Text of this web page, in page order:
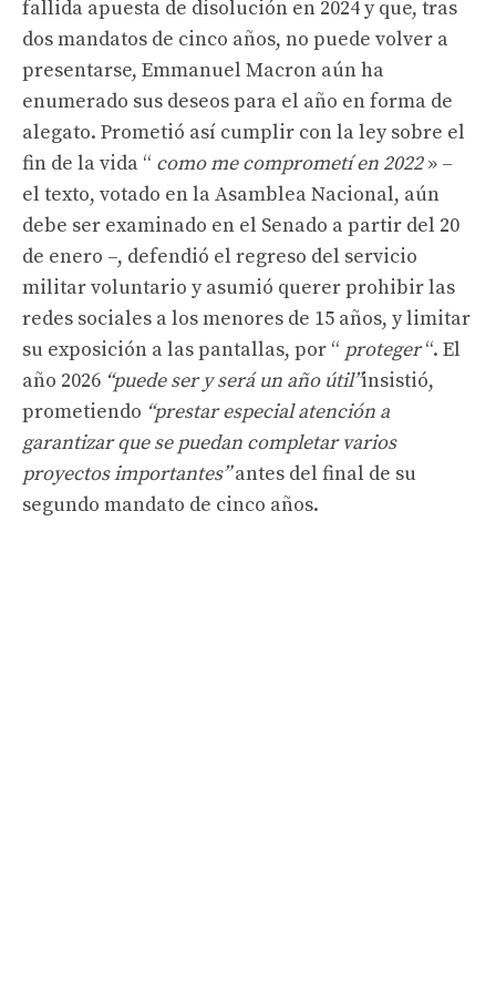
fallida apuesta de disolución en 2024 y que, tras
dos mandatos de cinco años, no puede volver a
presentarse, Emmanuel Macron aún ha
enumerado sus deseos para el año en forma de
alegato. Prometió así cumplir con la ley sobre el
fin de la vida “ como me comprometí en 2022» –
el texto, votado en la Asamblea Nacional, aún
debe ser examinado en el Senado a partir del 20
de enero –, defendió el regreso del servicio
militar voluntario y asumió querer prohibir las
redes sociales a los menores de 15 años, y limitar
su exposición a las pantallas, por “ proteger“. El
año 2026 “puede ser y será un año útil”insistió,
prometiendo “prestar especial atención a
garantizar que se puedan completar varios
proyectos importantes”antes del final de su
segundo mandato de cinco años.